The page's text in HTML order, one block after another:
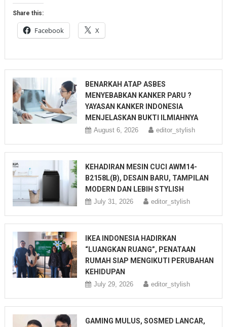
Share this:
Facebook X
BENARKAH ATAP ASBES
MENYEBABKAN KANKER PARU ?
YAYASAN KANKER INDONESIA
MENJELASKAN BUKTI ILMIAHNYA
August 6, 2026 editor_stylish
KEHADIRAN MESIN CUCI AWM14-
B2158L(B), DESAIN BARU, TAMPILAN
MODERN DAN LEBIH STYLISH
July 31, 2026 editor_stylish
IKEA INDONESIA HADIRKAN
“LUANGKAN RUANG”, PENATAAN
RUMAH SIAP MENGIKUTI PERUBAHAN
KEHIDUPAN
July 29, 2026 editor_stylish
GAMING MULUS, SOSMED LANCAR,